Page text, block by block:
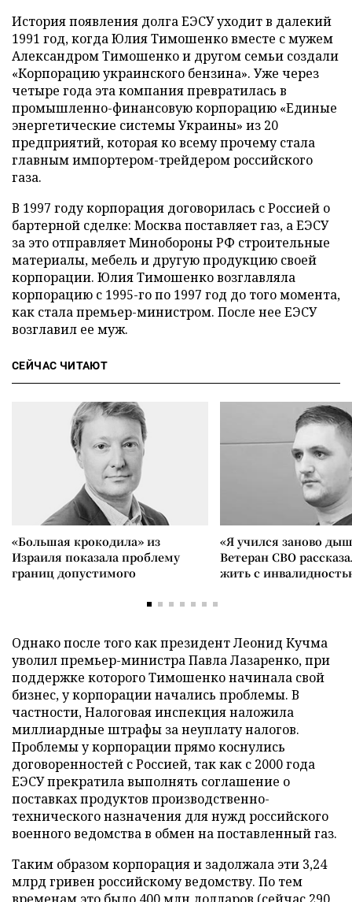
История появления долга ЕЭСУ уходит в далекий
1991 год, когда Юлия Тимошенко вместе с мужем
Александром Тимошенко и другом семьи создали
«Корпорацию украинского бензина». Уже через
четыре года эта компания превратилась в
промышленно-финансовую корпорацию «Единые
энергетические системы Украины» из 20
предприятий, которая ко всему прочему стала
главным импортером-трейдером российского
газа.
В 1997 году корпорация договорилась с Россией о
бартерной сделке: Москва поставляет газ, а ЕЭСУ
за это отправляет Минобороны РФ строительные
материалы, мебель и другую продукцию своей
корпорации. Юлия Тимошенко возглавляла
корпорацию с 1995-го по 1997 год до того момента,
как стала премьер-министром. После нее ЕЭСУ
возглавил ее муж.
СЕЙЧАС ЧИТАЮТ
«Большая крокодила» из
Израиля показала проблему
границ допустимого
«Я учился заново
Ветеран СВО
жить с
Однако после того как президент Леонид Кучма
уволил премьер-министра Павла Лазаренко, при
поддержке которого Тимошенко начинала свой
бизнес, у корпорации начались проблемы. В
частности, Налоговая инспекция наложила
миллиардные штрафы за неуплату налогов.
Проблемы у корпорации прямо коснулись
договоренностей с Россией, так как с 2000 года
ЕЭСУ прекратила выполнять соглашение о
поставках продуктов производственно-
технического назначения для нужд российского
военного ведомства в обмен на поставленный газ.
Таким образом корпорация и задолжала эти 3,24
млрд гривен российскому ведомству. По тем